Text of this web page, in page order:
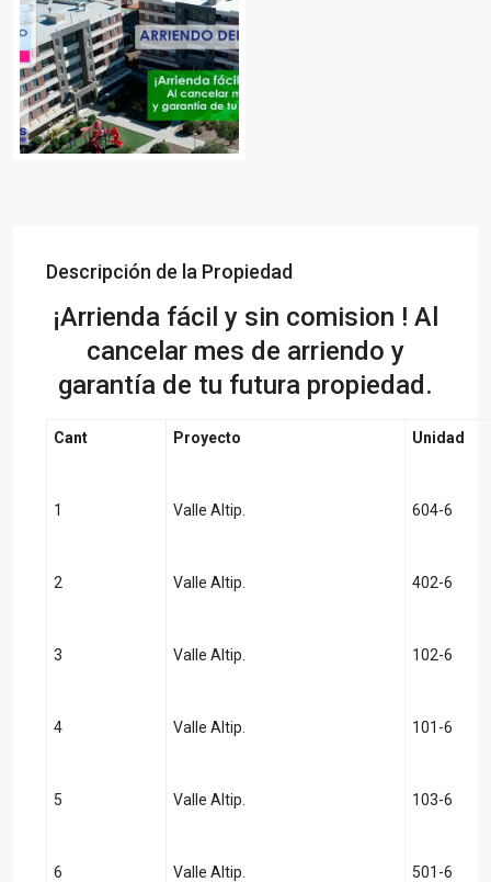
Descripción de la Propiedad
¡Arrienda fácil y sin comision ! Al
cancelar mes de arriendo y
garantía de tu futura propiedad.
Cant Proyecto Unidad
1 Valle Altip. 604-6
2 Valle Altip. 402-6
3 Valle Altip. 102-6
4 Valle Altip. 101-6
5 Valle Altip. 103-6
6 Valle Altip. 501-6